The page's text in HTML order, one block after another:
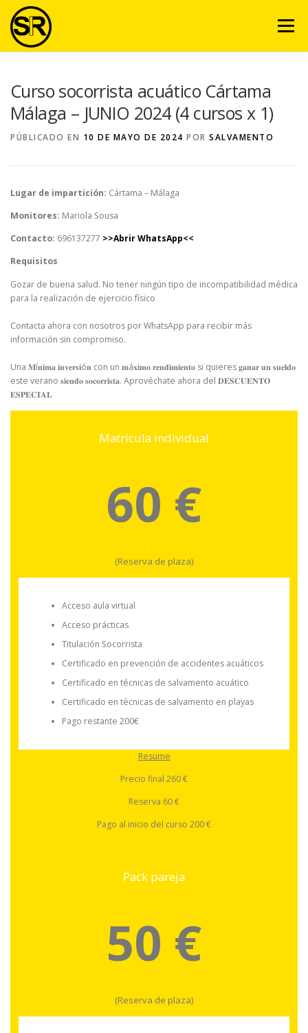
Saltar
contenido
Menú
Curso socorrista acuático Cártama
Málaga – JUNIO 2024 (4 cursos x 1)
PÚBLICADO EN 10 DE MAYO DE 2024 POR SALVAMENTO
Lugar de impartición: Cártama – Málaga
Monitores: Mariola Sousa
Contacto: 696137277 >>Abrir WhatsApp<<
Requisitos
Gozar de buena salud. No tener ningún tipo de incompatibilidad médica
para la realización de ejercicio físico
Contacta ahora con nosotros por WhatsApp para recibir más
información sin compromiso. ⁣
Una 𝐌í𝐧𝐢𝐦𝐚 𝐢𝐧𝐯𝐞𝐫𝐬𝐢ó𝐧 con un 𝐦á𝐱𝐢𝐦𝐨 𝐫𝐞𝐧𝐝𝐢𝐦𝐢𝐞𝐧𝐭𝐨 si quieres 𝐠𝐚𝐧𝐚𝐫 𝐮𝐧 𝐬𝐮𝐞𝐥𝐝𝐨
este verano 𝐬𝐢𝐞𝐧𝐝𝐨 𝐬𝐨𝐜𝐨𝐫𝐫𝐢𝐬𝐭𝐚. Aprovéchate ahora del 𝐃𝐄𝐒𝐂𝐔𝐄𝐍𝐓𝐎
𝐄𝐒𝐏𝐄𝐂𝐈𝐀𝐋⁣
Matrícula individual
60 €
(Reserva de plaza)
Acceso aula virtual
Acceso prácticas
Titulación Socorrista
Certificado en prevención de accidentes acuáticos
Certificado en técnicas de salvamento acuático
Certificado en técnicas de salvamento en playas
Pago restante 200€
Resume
Precio final 260 €
Reserva 60 €
Pago al inicio del curso 200 €
Pack pareja
50 €
(Reserva de plaza)